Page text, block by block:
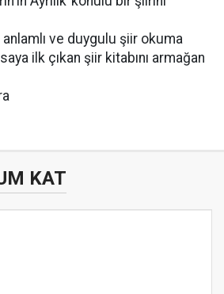
ve duygulu şiir okuma
ilk çıkan şiir kitabını armağan
KAT